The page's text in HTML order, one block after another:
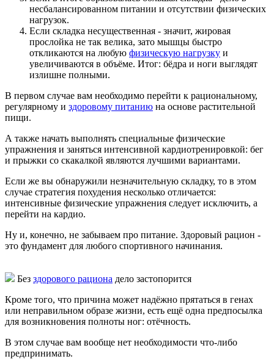
несбалансированном питании и отсутствии физических
нагрузок.
Если складка несущественная - значит, жировая
прослойка не так велика, зато мышцы быстро
откликаются на любую физическую нагрузку и
увеличиваются в объёме. Итог: бёдра и ноги выглядят
излишне полными.
В первом случае вам необходимо перейти к рациональному,
регулярному и здоровому питанию на основе растительной
пищи.
А также начать выполнять специальные физические
упражнения и заняться интенсивной кардиотренировкой: бег
и прыжки со скакалкой являются лучшими вариантами.
Если же вы обнаружили незначительную складку, то в этом
случае стратегия похудения несколько отличается:
интенсивные физические упражнения следует исключить, а
перейти на кардио.
Ну и, конечно, не забываем про питание. Здоровый рацион -
это фундамент для любого спортивного начинания.
Без здорового рациона дело застопорится
Кроме того, что причина может надёжно прятаться в генах
или неправильном образе жизни, есть ещё одна предпосылка
для возникновения полноты ног: отёчность.
В этом случае вам вообще нет необходимости что-либо
предпринимать.